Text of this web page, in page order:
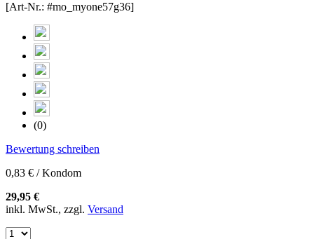
[Art-Nr.: #mo_myone57g36]
(0)
Bewertung schreiben
0,83 € / Kondom
29,95 €
inkl. MwSt., zzgl. Versand